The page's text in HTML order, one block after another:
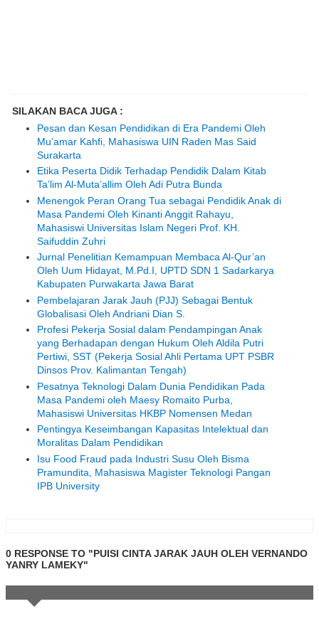
SILAKAN BACA JUGA :
Pesan dan Kesan Pendidikan di Era Pandemi Oleh
Mu’amar Kahfi, Mahasiswa UIN Raden Mas Said
Surakarta
Etika Peserta Didik Terhadap Pendidik Dalam Kitab
Ta’lim Al-Muta’allim Oleh Adi Putra Bunda
Menengok Peran Orang Tua sebagai Pendidik Anak di
Masa Pandemi Oleh Kinanti Anggit Rahayu,
Mahasiswi Universitas Islam Negeri Prof. KH.
Saifuddin Zuhri
Jurnal Penelitian Kemampuan Membaca Al-Qur’an
Oleh Uum Hidayat, M.Pd.I, UPTD SDN 1 Sadarkarya
Kabupaten Purwakarta Jawa Barat
Pembelajaran Jarak Jauh (PJJ) Sebagai Bentuk
Globalisasi Oleh Andriani Dian S.
Profesi Pekerja Sosial dalam Pendampingan Anak
yang Berhadapan dengan Hukum Oleh Aldila Putri
Pertiwi, SST (Pekerja Sosial Ahli Pertama UPT PSBR
Dinsos Prov. Kalimantan Tengah)
Pesatnya Teknologi Dalam Dunia Pendidikan Pada
Masa Pandemi oleh Maesy Romaito Purba,
Mahasiswi Universitas HKBP Nomensen Medan
Pentingya Keseimbangan Kapasitas Intelektual dan
Moralitas Dalam Pendidikan
Isu Food Fraud pada Industri Susu Oleh Bisma
Pramundita, Mahasiswa Magister Teknologi Pangan
IPB University
0 RESPONSE TO "PUISI CINTA JARAK JAUH OLEH VERNANDO
YANRY LAMEKY"